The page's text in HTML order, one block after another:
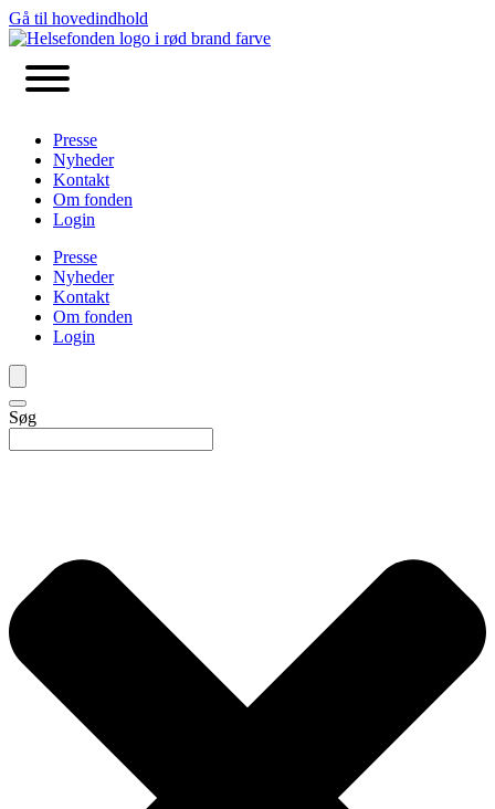
Gå til hovedindhold
Presse
Nyheder
Kontakt
Om fonden
Login
Presse
Nyheder
Kontakt
Om fonden
Login
Søg